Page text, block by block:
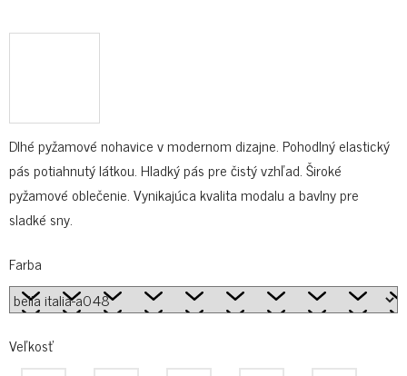
Dlhé pyžamové nohavice v modernom dizajne. Pohodlný elastický
pás potiahnutý látkou. Hladký pás pre čistý vzhľad. Široké
pyžamové oblečenie. Vynikajúca kvalita modalu a bavlny pre
sladké sny.
Farba
Veľkosť